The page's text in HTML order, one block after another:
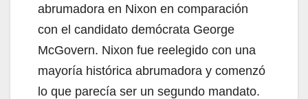
abrumadora en Nixon en comparación
con el candidato demócrata George
McGovern. Nixon fue reelegido con una
mayoría histórica abrumadora y comenzó
lo que parecía ser un segundo mandato.